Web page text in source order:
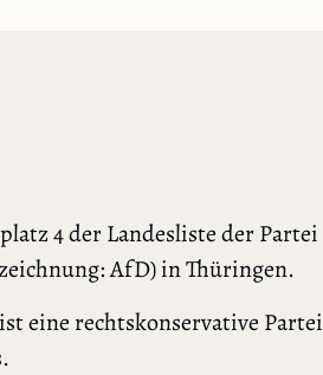
4 der Landesliste der Partei
AfD) in Thüringen.
eine rechtskonservative Partei